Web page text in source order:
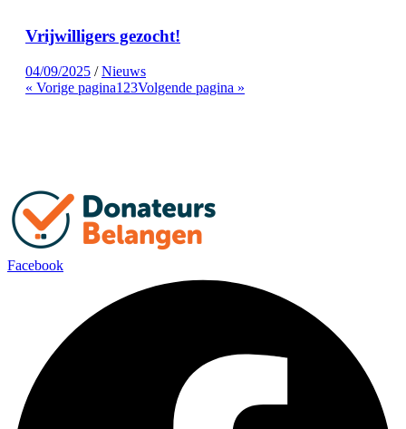
Vrijwilligers gezocht!
04/09/2025 / Nieuws
« Vorige pagina1 23Volgende pagina »
Facebook